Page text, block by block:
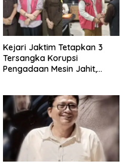
Kejari Jaktim Tetapkan 3
Tersangka Korupsi
Pengadaan Mesin Jahit,